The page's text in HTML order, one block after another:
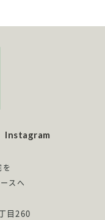
Instagram
を
スへ
目260